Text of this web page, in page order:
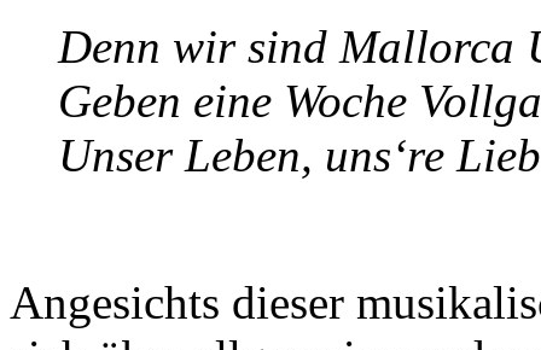
Denn wir sind Mallorca
Geben eine Woche
Unser Leben, uns‘re
Angesichts dieser